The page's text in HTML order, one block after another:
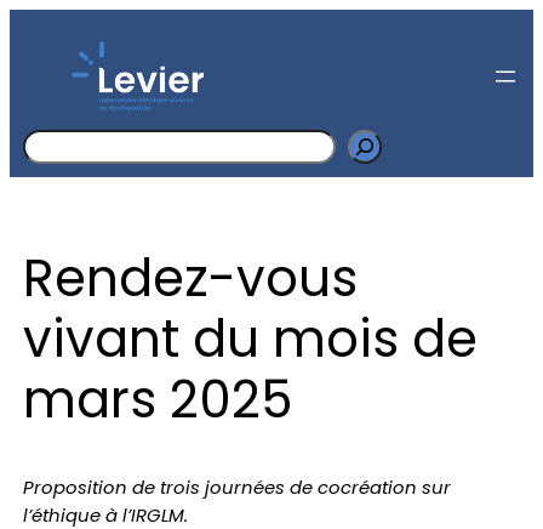
Search
Rendez-vous
vivant du mois de
mars 2025
Proposition de trois journées de cocréation sur
l’éthique à l’IRGLM.